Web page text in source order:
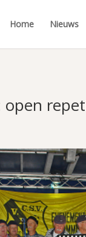
Home Nieuws